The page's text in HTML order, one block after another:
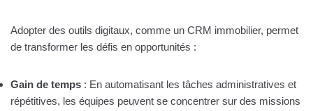
Adopter des outils digitaux, comme un CRM immobilier, permet
de transformer les défis en opportunités :
Gain de temps : En automatisant les tâches administratives et
répétitives, les équipes peuvent se concentrer sur des missions